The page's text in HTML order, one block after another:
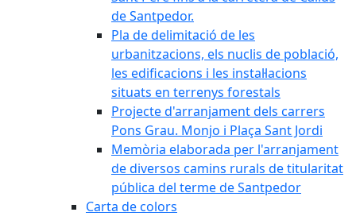
de Santpedor.
Pla de delimitació de les
urbanitzacions, els nuclis de població,
les edificacions i les instal·lacions
situats en terrenys forestals
Projecte d'arranjament dels carrers
Pons Grau. Monjo i Plaça Sant Jordi
Memòria elaborada per l'arranjament
de diversos camins rurals de titularitat
pública del terme de Santpedor
Carta de colors